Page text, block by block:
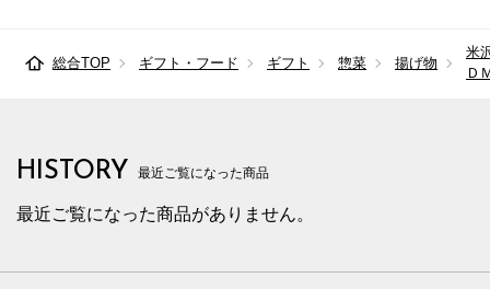
総合TOP ギフト・フード ギフト 惣菜 揚げ物
米
Ｄ
HISTORY 最近ご覧になった商品
最近ご覧になった商品がありません。